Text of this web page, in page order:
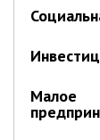
Малое